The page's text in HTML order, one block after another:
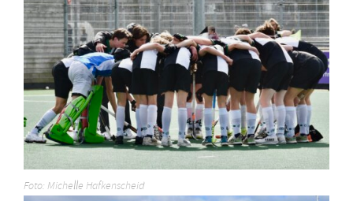
Foto: Michelle Hafkenscheid